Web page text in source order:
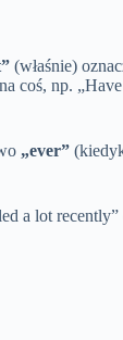
(właśnie)
coś, np.
„ever”
a lot